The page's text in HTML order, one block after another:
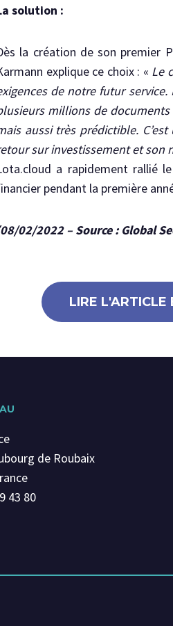
solution :
la création de son premier
explique ce choix : « Le
de notre futur
millions de
aussi très prédictible.
sur investissement et son
a rapidement rallié
pendant la première
02/2022 – Source : Global
LIRE L'ARTICLE
de Roubaix
43 80